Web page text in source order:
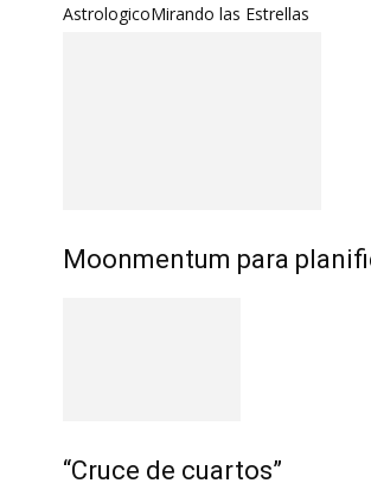
AstrologicoMirando las Estrellas
Moonmentum para
“Cruce de cuartos”